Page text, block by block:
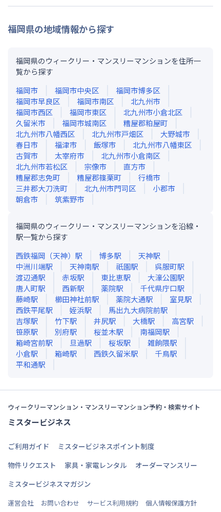
福岡県の地域情報から探す
福岡県のウィークリー・マンスリーマンションを住所一
覧から探す
福岡市
福岡市中央区
福岡市博多区
福岡市早良区
福岡市南区
北九州市
福岡市西区
福岡市東区
北九州市小倉北区
久留米市
福岡市城南区
糟屋郡粕屋町
北九州市八幡西区
北九州市戸畑区
大野城市
春日市
福津市 飯塚市
北九州市八幡東区
古賀市
太宰府市
北九州市小倉南区
北九州市若松区
宗像市
直方市
糟屋郡志免町
糟屋郡篠栗町
行橋市
三井郡大刀洗町
北九州市門司区
小郡市
朝倉市
筑紫野市
福岡県のウィークリー・マンスリーマンションを沿線・
駅一覧から探す
西鉄福岡（天神） 駅 博多駅 天神駅
中洲川端駅 天神南駅 祇園駅 呉服町駅
渡辺通駅 赤坂駅 東比恵駅 大濠公園駅
唐人町駅 西新駅 薬院駅 千代県庁口駅
藤崎駅 櫛田神社前駅 薬院大通駅 室見駅
西鉄平尾駅 姪浜駅 馬出九大病院前駅
吉塚駅 竹下駅 井尻駅 大橋駅 高宮駅
笹原駅 別府駅 桜並木駅 南福岡駅
箱崎宮前駅 旦過駅 桜坂駅 雑餉隈駅
小倉駅 箱崎駅 西鉄久留米駅 千鳥駅
平和通駅
ウィークリーマンション・マンスリーマンション予約・検索サイト
ミスタービジネス
ご利用ガイド
ミスタービジネスポイント制度
物件リクエスト
家具・家電レンタル
オーダーマンスリー
ミスタービジネスマガジン
運営会社 お問い合わせ サービス利用規約 個人情報保護方針